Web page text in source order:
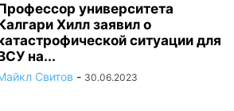
университета
Хилл заявил о
ситуации для
на...
Свитов - 30.06.2023